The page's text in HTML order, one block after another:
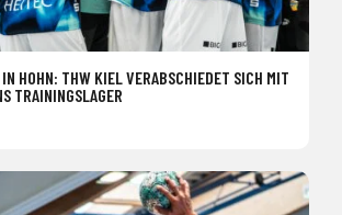
HOHN: THW KIEL VERABSCHIEDET SICH MIT
TRAININGSLAGER